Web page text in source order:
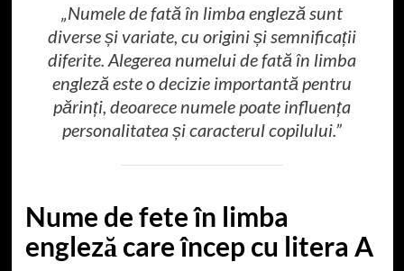
„Numele de fată în limba engleză sunt
diverse și variate, cu origini și semnificații
diferite. Alegerea numelui de fată în limba
engleză este o decizie importantă pentru
părinți, deoarece numele poate influența
personalitatea și caracterul copilului.”
Nume de fete în limba
engleză care încep cu litera A